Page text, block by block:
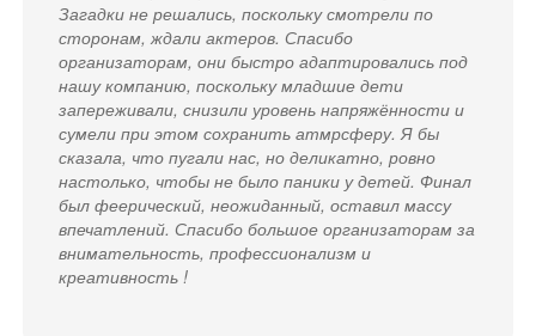
Загадки не решались, поскольку смотрели по
сторонам, ждали актеров. Спасибо
организаторам, они быстро адаптировались под
нашу компанию, поскольку младшие дети
запереживали, снизили уровень напряжённости и
сумели при этом сохранить атмрсферу. Я бы
сказала, что пугали нас, но деликатно, ровно
настолько, чтобы не было паники у детей. Финал
был феерический, неожиданный, оставил массу
впечатлений. Спасибо большое организаторам за
внимательность, профессионализм и
креативность !